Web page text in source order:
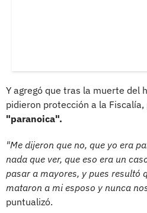
Y agregó que tras la muerte del
pidieron protección a la
"paranoica".
"Me dijeron que no, que yo era
nada que ver, que eso era un
pasar a mayores, y pues resultó
mataron a mi esposo y nunca
puntualizó.